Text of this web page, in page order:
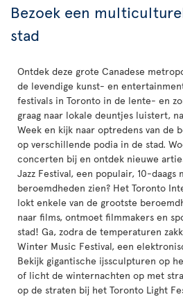
Bezoek een
stad
Ontdek deze grote Canadese
de levendige kunst- en
festivals in Toronto in de lente- en
graag naar lokale deuntjes luistert,
Week en kijk naar optredens van de
op verschillende podia in de stad.
concerten bij en ontdek nieuwe
Jazz Festival, een populair, 10-
beroemdheden zien? Het Toronto
lokt enkele van de grootste
naar films, ontmoet filmmakers en
stad! Ga, zodra de temperaturen
Winter Music Festival, een
Bekijk gigantische ijssculpturen op
of licht de winternachten op met
op de straten bij het Toronto Light